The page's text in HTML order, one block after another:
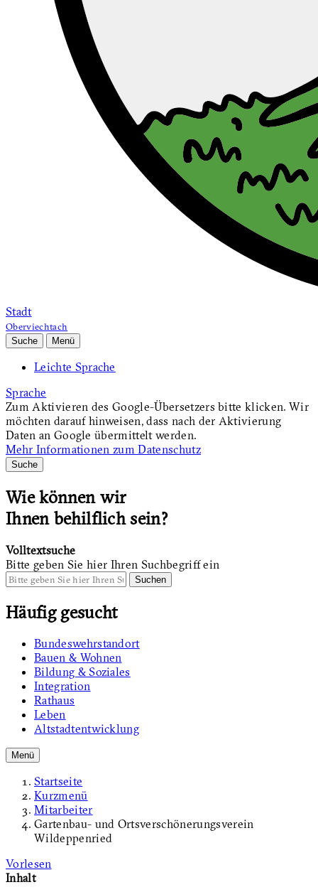
Stadt
Oberviechtach
Suche Menü
Leichte Sprache
Sprache
Zum Aktivieren des Google-Übersetzers bitte klicken. Wir
möchten darauf hinweisen, dass nach der Aktivierung
Daten an Google übermittelt werden.
Mehr Informationen zum Datenschutz
Suche
Wie können wir
Ihnen behilflich sein?
Volltextsuche
Bitte geben Sie hier Ihren Suchbegriff ein
Suchen
Häufig gesucht
Bundeswehrstandort
Bauen & Wohnen
Bildung & Soziales
Integration
Rathaus
Leben
Altstadtentwicklung
Menü
Startseite
Kurzmenü
Mitarbeiter
Gartenbau- und Ortsverschönerungsverein
Wildeppenried
Vorlesen
Inhalt